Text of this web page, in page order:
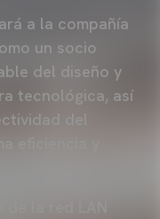
a la compañía
un socio
del diseño y
tecnológica, así
del
eficiencia y